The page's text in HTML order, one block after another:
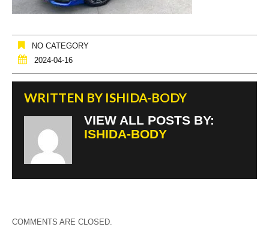
NO CATEGORY
2024-04-16
WRITTEN BY ISHIDA-BODY
VIEW ALL POSTS BY:
ISHIDA-BODY
COMMENTS ARE CLOSED.